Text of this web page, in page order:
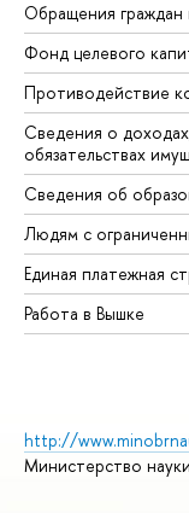
Обращения
Фонд целевого
Противодействие
Сведения о
обязательствах
Сведения об
Людям с
Единая платежная
Работа в Вышке
http://
Министерство